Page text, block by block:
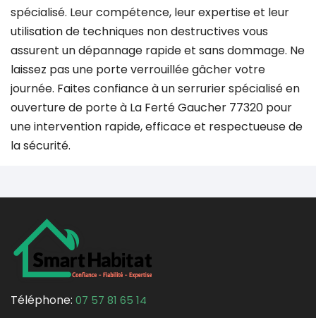
spécialisé. Leur compétence, leur expertise et leur
utilisation de techniques non destructives vous
assurent un dépannage rapide et sans dommage. Ne
laissez pas une porte verrouillée gâcher votre
journée. Faites confiance à un serrurier spécialisé en
ouverture de porte à La Ferté Gaucher 77320 pour
une intervention rapide, efficace et respectueuse de
la sécurité.
Téléphone: 07 57 81 65 14